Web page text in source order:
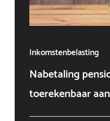
Inkomstenbelasting
Nabetaling
toerekenbaar